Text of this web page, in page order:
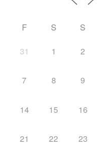
F S S
31 1 2
7 8 9
14 15 16
21 22 23